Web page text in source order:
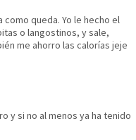
queda. Yo le hecho el
o langostinos, y sale,
me ahorro las calorías jeje
y si no al menos ya ha tenido